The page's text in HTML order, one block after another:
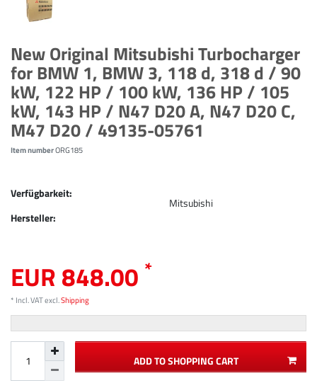
New Original Mitsubishi Turbocharger
for BMW 1, BMW 3, 118 d, 318 d / 90
kW, 122 HP / 100 kW, 136 HP / 105
kW, 143 HP / N47 D20 A, N47 D20 C,
M47 D20 / 49135-05761
Item numberORG185
Verfügbarkeit:
Hersteller:
Mitsubishi
EUR 848.00 *
* Incl. VAT excl.Shipping
ADD TO SHOPPING CART